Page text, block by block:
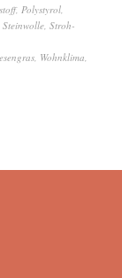
, Polystyrol,
Steinwolle, Stroh-
, Wohnklima,